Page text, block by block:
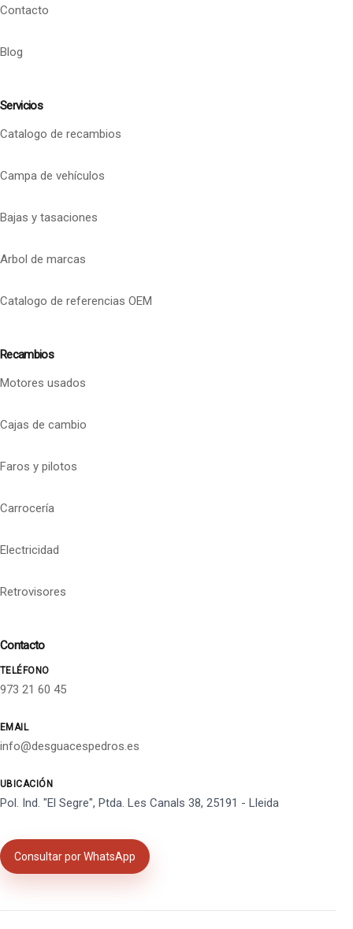
Contacto
Blog
Servicios
Catalogo de recambios
Campa de vehículos
Bajas y tasaciones
Arbol de marcas
Catalogo de referencias OEM
Recambios
Motores usados
Cajas de cambio
Faros y pilotos
Carrocería
Electricidad
Retrovisores
Contacto
TELÉFONO
973 21 60 45
EMAIL
info@desguacespedros.es
UBICACIÓN
Pol. Ind. "El Segre", Ptda. Les Canals 38, 25191 - Lleida
Consultar por WhatsApp